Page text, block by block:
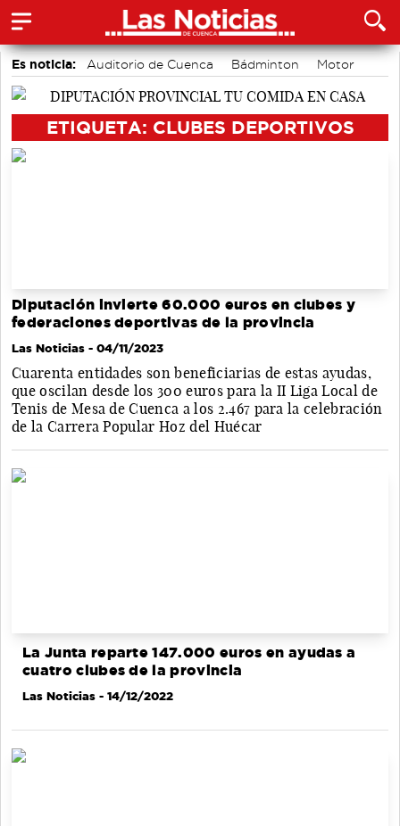
Es noticia: Auditorio de Cuenca Bádminton
Motor
Piragüismo
Fútbol
ETIQUETA: CLUBES DEPORTIVOS
Diputación invierte 60.000 euros en clubes y
federaciones deportivas de la provincia
Las Noticias - 04/11/2023
Cuarenta entidades son beneficiarias de estas ayudas,
que oscilan desde los 300 euros para la II Liga Local de
Tenis de Mesa de Cuenca a los 2.467 para la celebración
de la Carrera Popular Hoz del Huécar
La Junta reparte 147.000 euros en ayudas a
cuatro clubes de la provincia
Las Noticias - 14/12/2022